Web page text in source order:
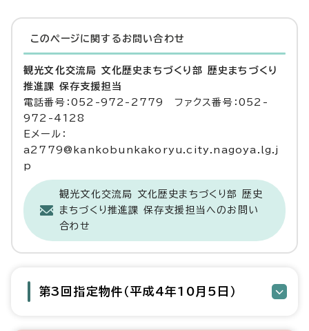
このページに関する お問い合わせ
観光文化交流局 文化歴史まちづくり部 歴史まちづくり
推進課 保存支援担当
電話番号：052-972-2779 ファクス番号：052-
972-4128
Eメール：
a2779@kankobunkakoryu.city.nagoya.lg.j
p
観光文化交流局 文化歴史まちづくり部 歴史
まちづくり推進課 保存支援担当へのお問い
合わせ
第3回指定物件（平成4年10月5日）